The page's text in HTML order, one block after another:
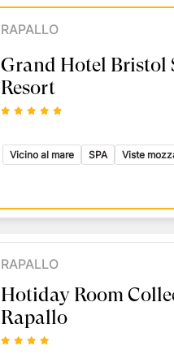
RAPALLO
Grand Hotel Bristol
Resort
Vicino al mare SPA Viste
RAPALLO
Hotiday Room
Rapallo